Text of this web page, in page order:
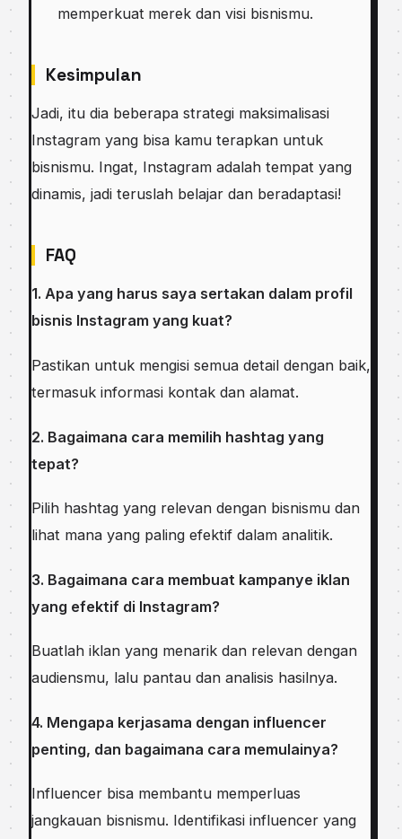
memperkuat merek dan visi bisnismu.
Kesimpulan
Jadi, itu dia beberapa strategi maksimalisasi
Instagram yang bisa kamu terapkan untuk
bisnismu. Ingat, Instagram adalah tempat yang
dinamis, jadi teruslah belajar dan beradaptasi!
FAQ
1. Apa yang harus saya sertakan dalam profil
bisnis Instagram yang kuat?
Pastikan untuk mengisi semua detail dengan baik,
termasuk informasi kontak dan alamat.
2. Bagaimana cara memilih hashtag yang
tepat?
Pilih hashtag yang relevan dengan bisnismu dan
lihat mana yang paling efektif dalam analitik.
3. Bagaimana cara membuat kampanye iklan
yang efektif di Instagram?
Buatlah iklan yang menarik dan relevan dengan
audiensmu, lalu pantau dan analisis hasilnya.
4. Mengapa kerjasama dengan influencer
penting, dan bagaimana cara memulainya?
Influencer bisa membantu memperluas
jangkauan bisnismu. Identifikasi influencer yang